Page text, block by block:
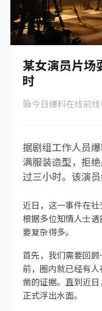
某女演员片场
时
今日爆料在线前线
据剧组工作人员
满服装造型，拒
过三小时。该演
近日，这一事件在社
根据多位知情人士
要复杂得多。
首先，我们需要回
前，圈内就已经有
凿的证据。直到近
正式浮出水面。